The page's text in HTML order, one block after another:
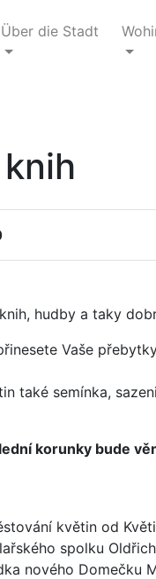
Über die Stadt
hudby a taky
Vaše
také semínka,
korunky bude
květin od
spolku
nového Domečku